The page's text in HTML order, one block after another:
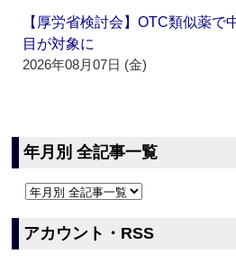
【厚労省検討会】OTC類似薬で
目が対象に
2026年08月07日 (金)
年月別 全記事一覧
アカウント・RSS